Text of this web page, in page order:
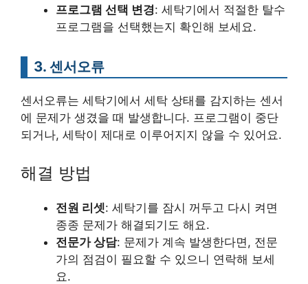
프로그램 선택 변경: 세탁기에서 적절한 탈수
프로그램을 선택했는지 확인해 보세요.
3. 센서오류
센서오류는 세탁기에서 세탁 상태를 감지하는 센서
에 문제가 생겼을 때 발생합니다. 프로그램이 중단
되거나, 세탁이 제대로 이루어지지 않을 수 있어요.
해결 방법
전원 리셋: 세탁기를 잠시 꺼두고 다시 켜면
종종 문제가 해결되기도 해요.
전문가 상담: 문제가 계속 발생한다면, 전문
가의 점검이 필요할 수 있으니 연락해 보세
요.